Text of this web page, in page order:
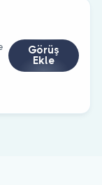
Görüş
Ekle